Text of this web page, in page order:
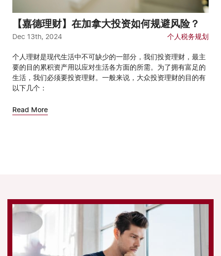
【嘉德理财】在加拿大投资如何规避风险？
Dec 13th, 2024 个人税务规划
个人理财是现代生活中不可缺少的一部分，我们投资理财，最主
要的目的累积资产用以应对生活各方面的所需。为了拥有富足的
生活，我们必须要投资理财。一般来说，大众投资理财的目的有
以下几个：
Read More